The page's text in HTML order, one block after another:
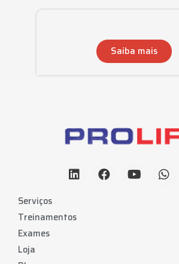
Saiba mais
Serviços
Treinamentos
Exames
Loja